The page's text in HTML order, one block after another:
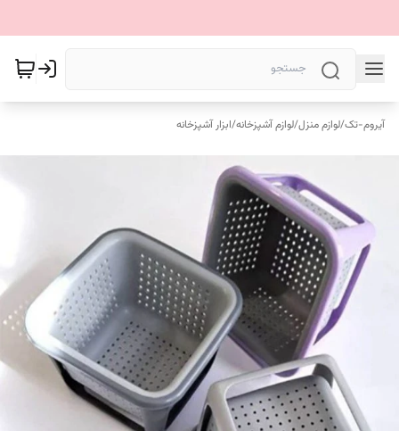
آیروم-تک/لوازم منزل/لوازم آشپزخانه/ابزار آشپزخانه